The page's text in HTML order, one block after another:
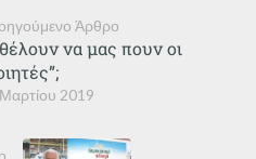
Άρθρο
2019
να μας πουν οι